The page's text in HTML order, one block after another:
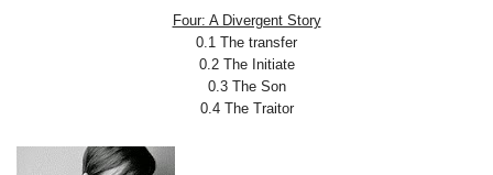
Four: A Divergent Story
0.1 The transfer
0.2 The Initiate
0.3 The Son
0.4 The Traitor